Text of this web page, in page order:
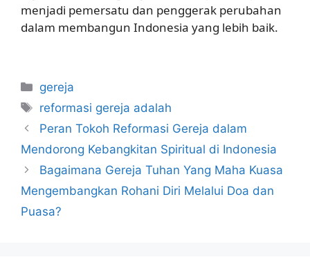
menjadi pemersatu dan penggerak perubahan
dalam membangun Indonesia yang lebih baik.
Categories
gereja
Tags
reformasi gereja adalah
Peran Tokoh Reformasi Gereja dalam
Mendorong Kebangkitan Spiritual di Indonesia
Bagaimana Gereja Tuhan Yang Maha Kuasa
Mengembangkan Rohani Diri Melalui Doa dan
Puasa?